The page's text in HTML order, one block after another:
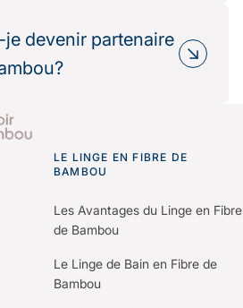
du Bambou dans le cadre
informations
de certification (Green Key,
devenir partenaire
contacter via le formulaire
du site.
équipe vous recontactera
besoins et construire une
selon votre établissement.
LE LINGE EN FIBRE DE
BAMBOU
Les Avantages du Linge en Fibre
de Bambou
Le Linge de Bain en Fibre de
Bambou